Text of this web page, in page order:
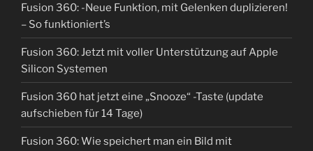
Fusion 360: -Neue Funktion, mit Gelenken duplizieren!
– So funktioniert’s
Fusion 360: Jetzt mit voller Unterstützung auf Apple
Silicon Systemen
Fusion 360 hat jetzt eine „Snooze“ -Taste (update
aufschieben für 14 Tage)
Fusion 360: Wie speichert man ein Bild mit